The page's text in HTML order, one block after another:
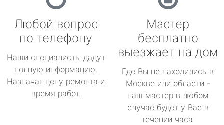
Любой вопрос
по телефону
Наши специалисты дадут
полную информацию.
Назначат цену ремонта и
время работ.
Мастер
бесплатно
выезжает на дом
Где Вы не находились в
Москве или области -
наш мастер в любом
случае будет у Вас в
течении часа.